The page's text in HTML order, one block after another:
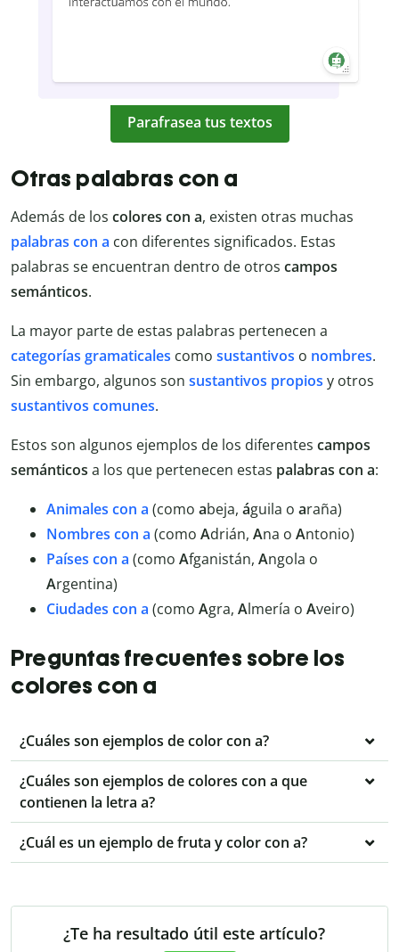
Parafrasea tus textos
Otras palabras con a
Además de los colores con a, existen otras muchas
palabras con a con diferentes significados. Estas
palabras se encuentran dentro de otros campos
semánticos.
La mayor parte de estas palabras pertenecen a
categorías gramaticales como sustantivos o nombres.
Sin embargo, algunos son sustantivos propios y otros
sustantivos comunes.
Estos son algunos ejemplos de los diferentes campos
semánticos a los que pertenecen estas palabras con a:
Animales con a (como abeja, águila o araña)
Nombres con a (como Adrián, Ana o Antonio)
Países con a (como Afganistán, Angola o
Argentina)
Ciudades con a (como Agra, Almería o Aveiro)
Preguntas frecuentes sobre los
colores con a
¿Cuáles son ejemplos de color con a?
¿Cuáles son ejemplos de colores con a que
contienen la letra a?
¿Cuál es un ejemplo de fruta y color con a?
¿Te ha resultado útil este artículo?